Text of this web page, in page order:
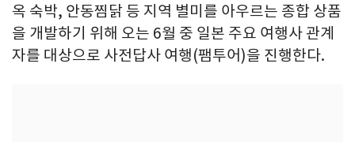
옥 숙박, 안동찜닭 등 지역 별미를 아우르는 종합 상품
을 개발하기 위해 오는 6월 중 일본 주요 여행사 관계
자를 대상으로 사전답사 여행(팸투어)을 진행한다.